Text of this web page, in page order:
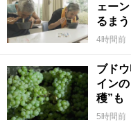
ェー
るまう
4時間前
ブド
イン
穫”も
5時間前